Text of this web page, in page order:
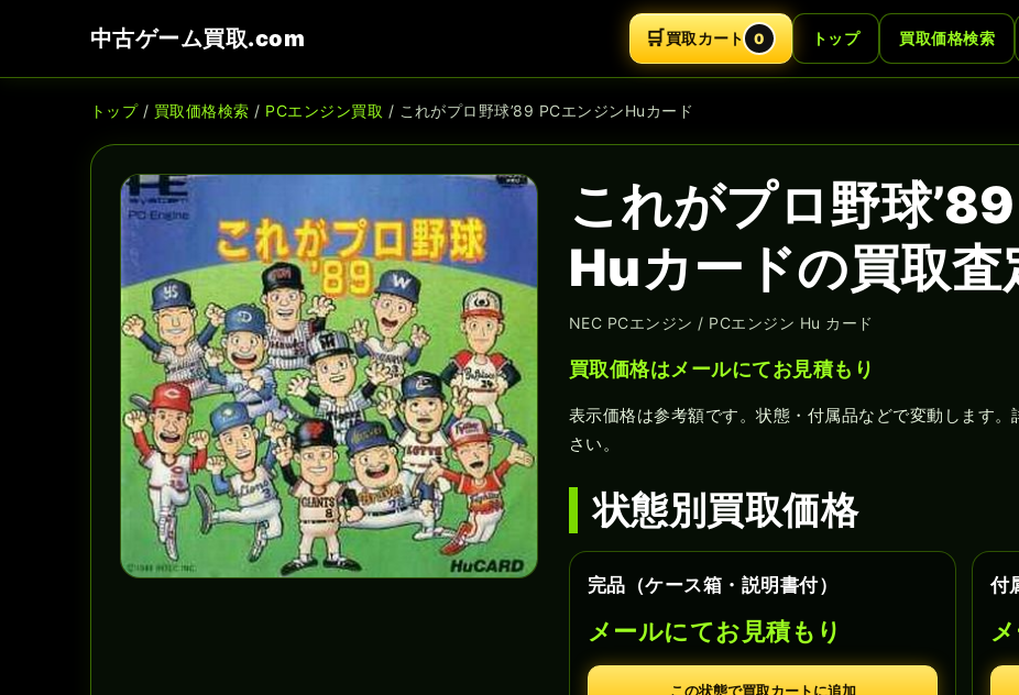
中古ゲーム買取.com 🛒買取カート 0 トップ 買取価格検索
トップ/ 買取価格検索 / PCエンジン買取 / これがプロ野球’89 PCエンジンHuカード
これがプロ野球
Huカードの買取査
NEC PCエンジン / PCエンジン Hu カード
買取価格はメールにてお見積もり
表示価格は参考額です。状態・付属品などで変動します。
さい。
状態別買取価格
完品（ケース箱・説明書付）
メールにてお見積もり
この状態で買取カートに追加
付